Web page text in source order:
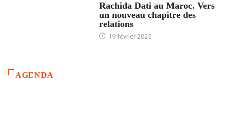
Rachida Dati au Maroc. Vers
un nouveau chapitre des
relations
19 février 2025
AGENDA